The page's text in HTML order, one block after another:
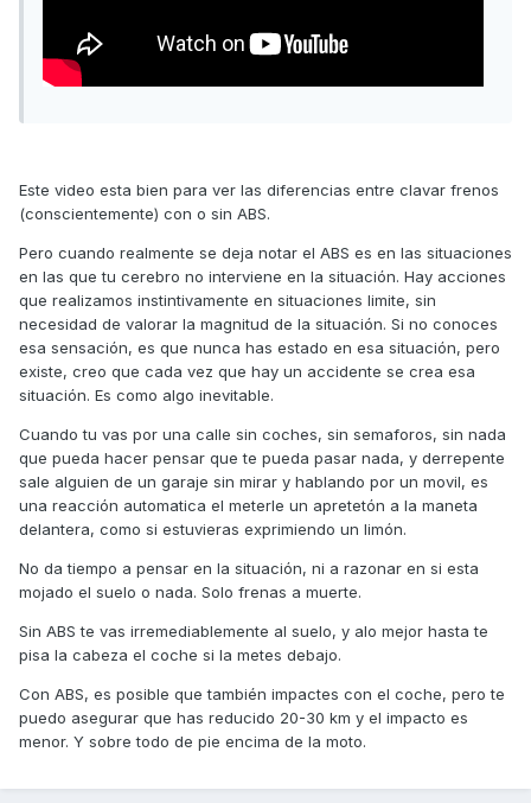
Este video esta bien para ver las diferencias entre clavar frenos
(conscientemente) con o sin ABS.
Pero cuando realmente se deja notar el ABS es en las situaciones
en las que tu cerebro no interviene en la situación. Hay acciones
que realizamos instintivamente en situaciones limite, sin
necesidad de valorar la magnitud de la situación. Si no conoces
esa sensación, es que nunca has estado en esa situación, pero
existe, creo que cada vez que hay un accidente se crea esa
situación. Es como algo inevitable.
Cuando tu vas por una calle sin coches, sin semaforos, sin nada
que pueda hacer pensar que te pueda pasar nada, y derrepente
sale alguien de un garaje sin mirar y hablando por un movil, es
una reacción automatica el meterle un apretetón a la maneta
delantera, como si estuvieras exprimiendo un limón.
No da tiempo a pensar en la situación, ni a razonar en si esta
mojado el suelo o nada. Solo frenas a muerte.
Sin ABS te vas irremediablemente al suelo, y alo mejor hasta te
pisa la cabeza el coche si la metes debajo.
Con ABS, es posible que también impactes con el coche, pero te
puedo asegurar que has reducido 20-30 km y el impacto es
menor. Y sobre todo de pie encima de la moto.